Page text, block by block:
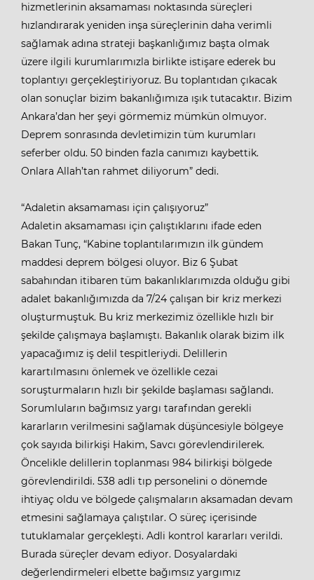
hizmetlerinin aksamaması noktasında süreçleri
hızlandırarak yeniden inşa süreçlerinin daha verimli
sağlamak adına strateji başkanlığımız başta olmak
üzere ilgili kurumlarımızla birlikte istişare ederek bu
toplantıyı gerçekleştiriyoruz. Bu toplantıdan çıkacak
olan sonuçlar bizim bakanlığımıza ışık tutacaktır. Bizim
Ankara’dan her şeyi görmemiz mümkün olmuyor.
Deprem sonrasında devletimizin tüm kurumları
seferber oldu. 50 binden fazla canımızı kaybettik.
Onlara Allah’tan rahmet diliyorum” dedi.
“Adaletin aksamaması için çalışıyoruz”
Adaletin aksamaması için çalıştıklarını ifade eden
Bakan Tunç, “Kabine toplantılarımızın ilk gündem
maddesi deprem bölgesi oluyor. Biz 6 Şubat
sabahından itibaren tüm bakanlıklarımızda olduğu gibi
adalet bakanlığımızda da 7/24 çalışan bir kriz merkezi
oluşturmuştuk. Bu kriz merkezimiz özellikle hızlı bir
şekilde çalışmaya başlamıştı. Bakanlık olarak bizim ilk
yapacağımız iş delil tespitleriydi. Delillerin
karartılmasını önlemek ve özellikle cezai
soruşturmaların hızlı bir şekilde başlaması sağlandı.
Sorumluların bağımsız yargı tarafından gerekli
kararların verilmesini sağlamak düşüncesiyle bölgeye
çok sayıda bilirkişi Hakim, Savcı görevlendirilerek.
Öncelikle delillerin toplanması 984 bilirkişi bölgede
görevlendirildi. 538 adli tıp personelini o dönemde
ihtiyaç oldu ve bölgede çalışmaların aksamadan devam
etmesini sağlamaya çalıştılar. O süreç içerisinde
tutuklamalar gerçekleşti. Adli kontrol kararları verildi.
Burada süreçler devam ediyor. Dosyalardaki
değerlendirmeleri elbette bağımsız yargımız